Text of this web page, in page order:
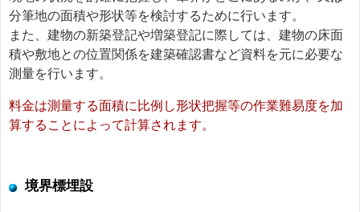
分筆地の面積や形状等を検討するために行います。
また、建物の新築登記や増築登記に際しては、建物の床面
積や敷地との位置関係を建築確認書など資料を元に必要な
測量を行います。
料金は測量する面積に比例し形状把握等の作業難易度を加
算することによって計算されます。
境界標埋設